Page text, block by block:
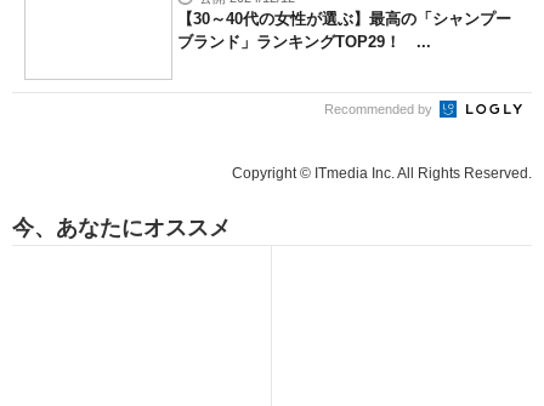
【30～40代の女性が選ぶ】最高の「シャンプー
ブランド」ランキングTOP29！ ...
Recommended by
Copyright © ITmedia Inc. All Rights Reserved.
今、あなたにオススメ